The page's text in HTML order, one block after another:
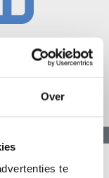
Over
te
Kuur